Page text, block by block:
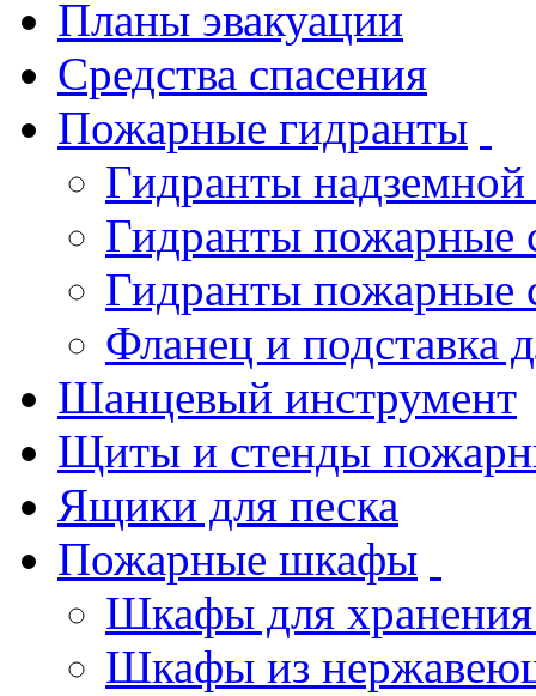
Планы эвакуации
Средства спасения
Пожарные гидранты
Гидранты
Гидранты пожарные
Гидранты пожарные
Фланец и подставка
Шанцевый инструмент
Щиты и стенды
Ящики для песка
Пожарные шкафы
Шкафы для хранения
Шкафы из